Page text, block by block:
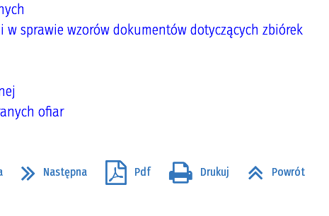
sprawie wzorów dokumentów dotyczących zbiórek
ofiar
Następna Pdf Drukuj Powrót